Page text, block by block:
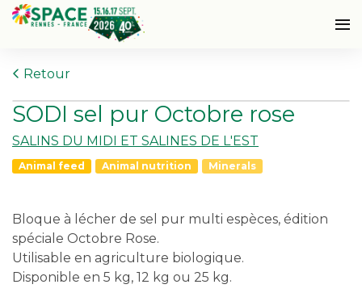
Retour
SODI sel pur Octobre rose
SALINS DU MIDI ET SALINES DE L'EST
Animal feed Animal nutrition Minerals
Bloque à lécher de sel pur multi espèces, édition
spéciale Octobre Rose.
Utilisable en agriculture biologique.
Disponible en 5 kg, 12 kg ou 25 kg.